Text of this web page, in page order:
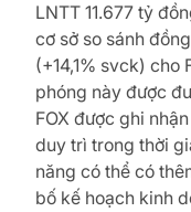
LNTT 11.677 tỷ
cơ sở so sánh
(+14,1% svck)
phóng này được
FOX được ghi
duy trì trong thời
năng có thể có
bố kế hoạch kinh